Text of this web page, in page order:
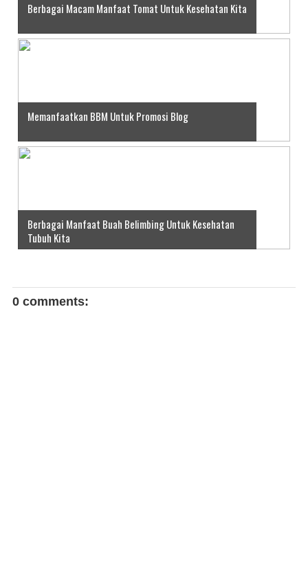
Berbagai Macam Manfaat Tomat Untuk Kesehatan Kita
Memanfaatkan BBM Untuk Promosi Blog
Berbagai Manfaat Buah Belimbing Untuk Kesehatan
Tubuh Kita
0 comments: